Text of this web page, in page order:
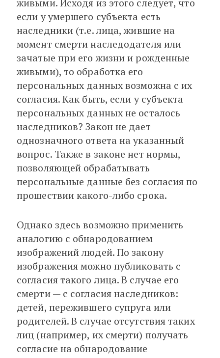
живыми. Исходя из этого следует, что
если у умершего субъекта есть
наследники (т.е. лица, жившие на
момент смерти наследодателя или
зачатые при его жизни и рожденные
живыми), то обработка его
персональных данных возможна с их
согласия. Как быть, если у субъекта
персональных данных не осталось
наследников? Закон не дает
однозначного ответа на указанный
вопрос. Также в законе нет нормы,
позволяющей обрабатывать
персональные данные без согласия по
прошествии какого-либо срока.
Однако здесь возможно применить
аналогию с обнародованием
изображений людей. По закону
изображения можно публиковать с
согласия такого лица. В случае его
смерти — с согласия наследников:
детей, пережившего супруга или
родителей. В случае отсутствия таких
лиц (например, их смерти) получать
согласие на обнародование